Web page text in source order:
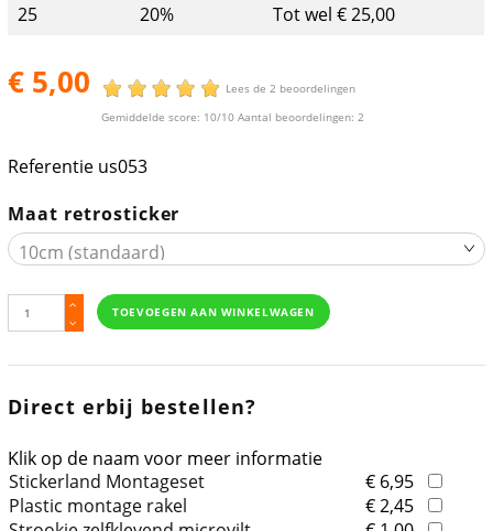
25
20% Tot wel € 25,00
€ 5,00
Lees de 2 beoordelingen
Gemiddelde score: 10/10 Aantal beoordelingen:2
Referentie us053
Maat retrosticker
TOEVOEGEN AAN WINKELWAGEN
Direct erbij bestellen?
Klik op de naam voor meer informatie
Stickerland Montageset
€ 6,95
Plastic montage rakel
€ 2,45